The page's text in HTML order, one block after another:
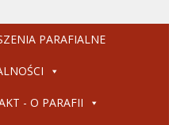
PARAFIALNE
- O PARAFII